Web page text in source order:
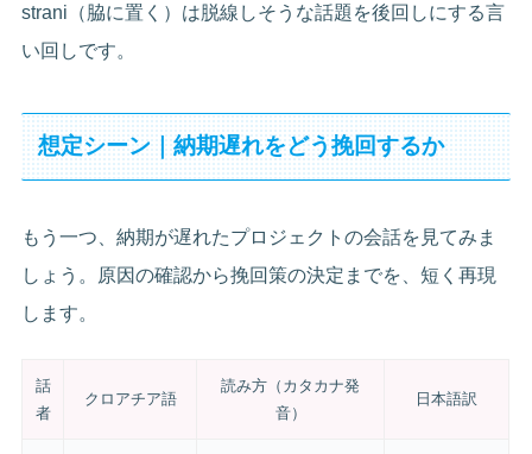
strani（脇に置く）は脱線しそうな話題を後回しにする言
い回しです。
想定シーン｜納期遅れをどう挽回するか
もう一つ、納期が遅れたプロジェクトの会話を見てみま
しょう。原因の確認から挽回策の決定までを、短く再現
します。
話
者
クロアチア語
読み方（カタカナ発
音）
日本語訳